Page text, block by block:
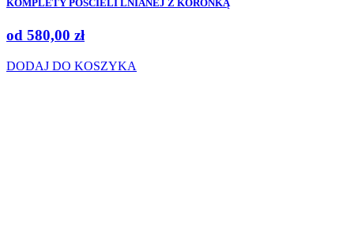
KOMPLETY POŚCIELI LNIANEJ Z KORONKĄ
od 580,00 zł
DODAJ DO KOSZYKA